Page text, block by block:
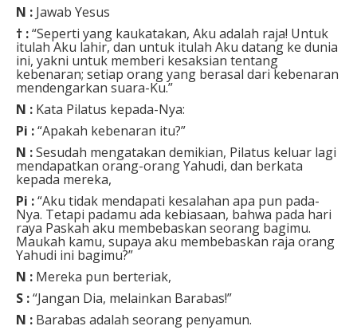
N : Jawab Yesus
† :“Seperti yang kaukatakan, Aku adalah raja! Untuk
itulah Aku lahir, dan untuk itulah Aku datang ke dunia
ini, yakni untuk memberi kesaksian tentang
kebenaran; setiap orang yang berasal dari kebenaran
mendengarkan suara-Ku.”
N : Kata Pilatus kepada-Nya:
Pi :“Apakah kebenaran itu?”
N :Sesudah mengatakan demikian, Pilatus keluar lagi
mendapatkan orang-orang Yahudi, dan berkata
kepada mereka,
Pi :“Aku tidak mendapati kesalahan apa pun pada-
Nya. Tetapi padamu ada kebiasaan, bahwa pada hari
raya Paskah aku membebaskan seorang bagimu.
Maukah kamu, supaya aku membebaskan raja orang
Yahudi ini bagimu?”
N : Mereka pun berteriak,
S :“Jangan Dia, melainkan Barabas!”
N : Barabas adalah seorang penyamun.